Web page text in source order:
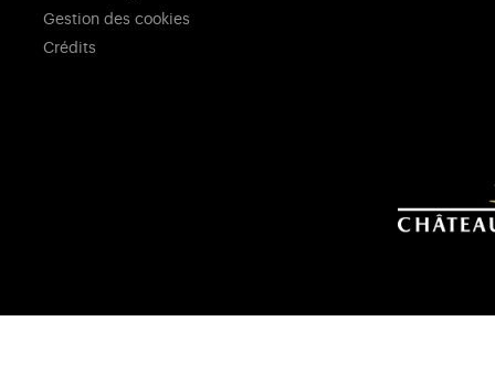
Gestion des cookies
Crédits